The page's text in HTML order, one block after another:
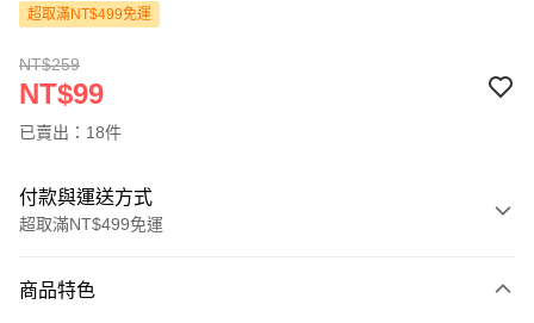
超取滿NT$499免運
NT$259
NT$99
已賣出：18件
付款與運送方式
超取滿NT$499免運
信用卡一次付款
商品特色